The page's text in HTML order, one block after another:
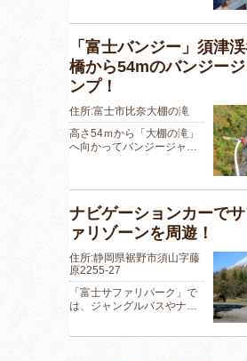
「富士バンジー」須津
橋から54mのバンジージ
ンプ！
住所:富士市比奈大棚の滝
高さ54ｍから「大棚の滝」
へ向かってバンジージャ…
ナビゲーションカーで
ァリゾーンを周遊！
住所:静岡県裾野市須山字藤
原2255-27
「富士サファリパーク」で
は、ジャングルバスやナ…